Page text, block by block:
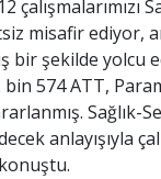
çalışmalarımızı
misafir ediyor,
bir şekilde yolcu
574 ATT,
Sağlık-
anlayışıyla